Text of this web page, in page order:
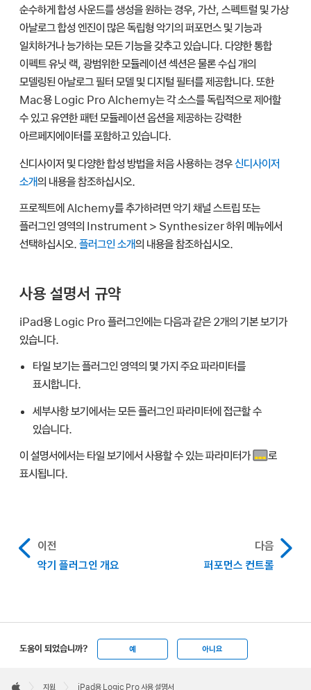
순수하게 합성 사운드를 생성을 원하는 경우, 가산, 스펙트럴 및 가상
아날로그 합성 엔진이 많은 독립형 악기의 퍼포먼스 및 기능과
일치하거나 능가하는 모든 기능을 갖추고 있습니다. 다양한 통합
이펙트 유닛 랙, 광범위한 모듈레이션 섹션은 물론 수십 개의
모델링된 아날로그 필터 모델 및 디지털 필터를 제공합니다. 또한
Mac용 Logic Pro Alchemy는 각 소스를 독립적으로 제어할
수 있고 유연한 패턴 모듈레이션 옵션을 제공하는 강력한
아르페지에이터를 포함하고 있습니다.
신디사이저 및 다양한 합성 방법을 처음 사용하는 경우신디사이저
소개의 내용을 참조하십시오.
프로젝트에 Alchemy를 추가하려면 악기 채널 스트립 또는
플러그인 영역의 Instrument > Synthesizer 하위 메뉴에서
선택하십시오. 플러그인 소개의 내용을 참조하십시오.
사용 설명서 규약
iPad용 Logic Pro 플러그인에는 다음과 같은 2개의 기본 보기가
있습니다.
타일 보기는 플러그인 영역의 몇 가지 주요 파라미터를
표시합니다.
세부사항 보기에서는 모든 플러그인 파라미터에 접근할 수
있습니다.
이 설명서에서는 타일 보기에서 사용할 수 있는 파라미터가
로
표시됩니다.
이전
악기 플러그인 개요
다음
퍼포먼스 컨트롤
도움이 되었습니까? 예 아니요
Footer
 지원 iPad용 Logic Pro 사용 설명서